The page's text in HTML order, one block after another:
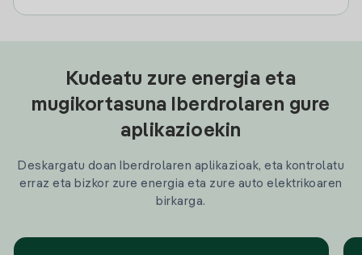
Kudeatu zure energia eta
mugikortasuna Iberdrolaren gure
aplikazioekin
Deskargatu doan Iberdrolaren aplikazioak, eta kontrolatu
erraz eta bizkor zure energia eta zure auto elektrikoaren
birkarga.